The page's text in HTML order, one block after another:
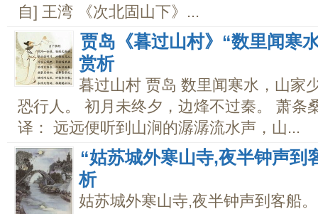
自] 王湾 《次北固山下》...
贾岛《暮过山村》“数里闻寒
赏析
暮过山村 贾岛 数里闻寒水，山家
恐行人。 初月未终夕，边烽不过秦。 萧条
译： 远远便听到山涧的潺潺流水声，山...
“姑苏城外寒山寺,夜半钟声到
析
姑苏城外寒山寺,夜半钟声到客船